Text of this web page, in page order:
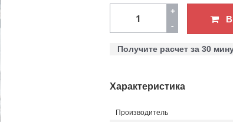
+
-
Получите расчет за 30
Характеристика
Производитель